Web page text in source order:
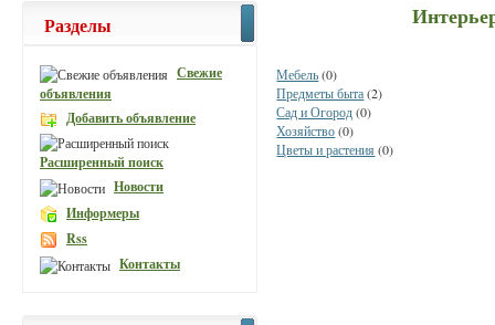
Мебель(0)
Предметы быта(2)
Сад и Огород(0)
Хозяйство(0)
Цветы и растения (0)
Разделы
Свежие
объявления
Добавить объявление
Расширенный поиск
Новости
Информеры
Rss
Контакты